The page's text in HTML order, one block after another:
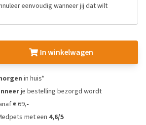
eenvoudig wanneer jij dat wilt
In winkelwagen
in huis*
je bestelling bezorgd wordt
€ 69,-
met een 4,6/5